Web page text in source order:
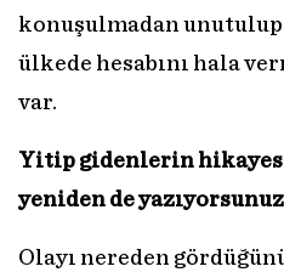
konuşulmadan
ülkede hesabını hala
var.
Yitip gidenlerin
yeniden de
Olayı nereden